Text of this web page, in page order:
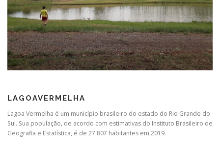
LAGOAVERMELHA
Lagoa Vermelha é um município brasileiro do estado do Rio Grande do
Sul. Sua população, de acordo com estimativas do Instituto Brasileiro de
Geografia e Estatística, é de 27 807 habitantes em 2019.